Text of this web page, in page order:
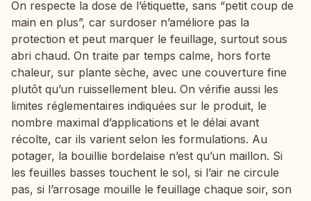
On respecte la dose de l’étiquette, sans “petit coup de
main en plus”, car surdoser n’améliore pas la
protection et peut marquer le feuillage, surtout sous
abri chaud. On traite par temps calme, hors forte
chaleur, sur plante sèche, avec une couverture fine
plutôt qu’un ruissellement bleu. On vérifie aussi les
limites réglementaires indiquées sur le produit, le
nombre maximal d’applications et le délai avant
récolte, car ils varient selon les formulations. Au
potager, la bouillie bordelaise n’est qu’un maillon. Si
les feuilles basses touchent le sol, si l’air ne circule
pas, si l’arrosage mouille le feuillage chaque soir, son